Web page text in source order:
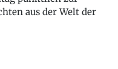
aus der Welt der